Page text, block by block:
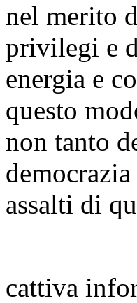
nel merito
privilegi e
energia e
questo
non tanto
assalti di
cattiva